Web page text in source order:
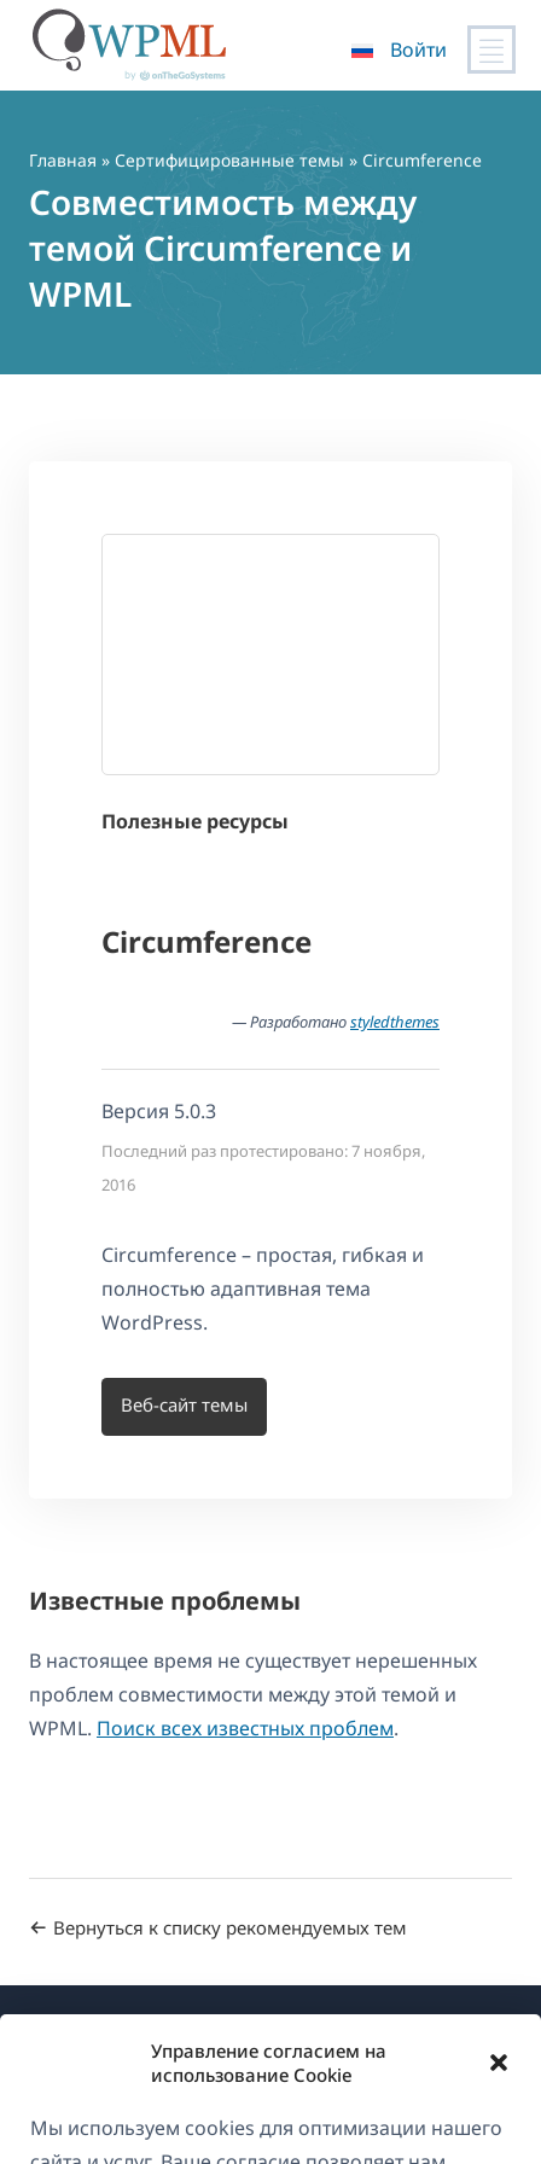
Управление согласием на
использование Cookie
Мы используем cookies для оптимизации нашего
содержимому
Войти
Главная » Сертифицированные темы » Circumference
Совместимость между
темой Circumference и
WPML
Полезные ресурсы
Circumference
— Разработаноstyledthemes
Версия 5.0.3
Последний раз протестировано: 7 ноября,
2016
Circumference – простая, гибкая и
полностью адаптивная тема
WordPress.
Веб-сайт темы
Известные проблемы
В настоящее время не существует нерешенных
проблем совместимости между этой темой и
WPML. Поиск всех известных проблем.
Вернуться к списку рекомендуемых тем
О WPML